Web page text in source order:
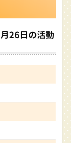
26日の活動